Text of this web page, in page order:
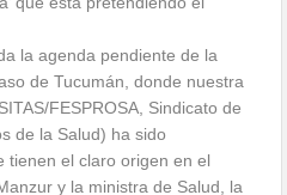
la agenda pendiente de la
de Tucumán, donde nuestra
FESPROSA, Sindicato de
de la Salud) ha sido
tienen el claro origen en el
y la ministra de Salud, la